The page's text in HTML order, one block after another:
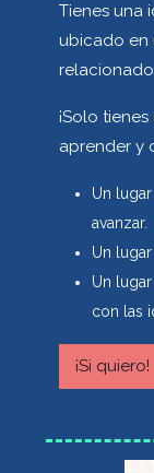
Tienes una
ubicado en
relacionado
¡Solo
aprender y
Un
avanzar.
Un
Un
con las
¡Si quiero!